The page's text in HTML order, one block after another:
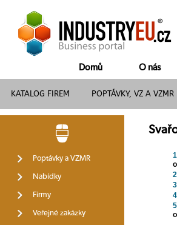
Domů O nás
KATALOG FIREM POPTÁVKY, VZ A VZMR
Poptávky a VZMR
Nabídky
Firmy
Veřejné zakázky